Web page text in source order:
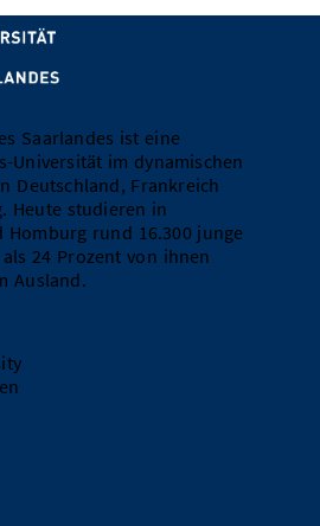
Saarlandes ist eine
Universität im dynamischen
Deutschland, Frankreich
Heute studieren in
Homburg rund 16.300 junge
24 Prozent von ihnen
Ausland.